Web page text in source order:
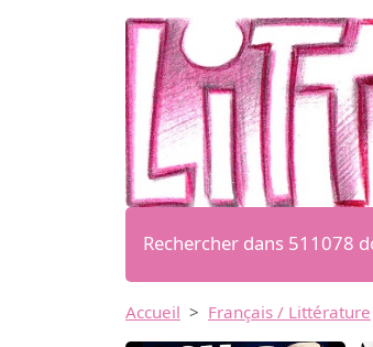
Rechercher dans 511078
Accueil Français / Littérature